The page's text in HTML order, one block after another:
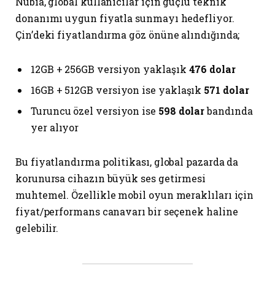
donanımı uygun fiyatla sunmayı hedefliyor.
Çin’deki fiyatlandırma göz önüne alındığında;
12GB + 256GB versiyon yaklaşık 476 dolar
16GB + 512GB versiyon ise yaklaşık 571 dolar
Turuncu özel versiyon ise 598 dolarbandında
yer alıyor
Bu fiyatlandırma politikası, global pazarda da
korunursa cihazın büyük ses getirmesi
muhtemel. Özellikle mobil oyun meraklıları için
fiyat/performans canavarı bir seçenek haline
gelebilir.